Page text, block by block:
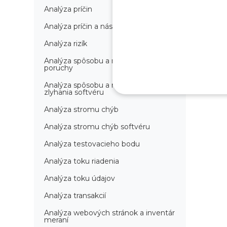
Analýza príčin
Analýza príčin a následkov
Analýza rizík
Analýza spôsobu a následkov
poruchy
Analýza spôsobu a následkov
zlyhania softvéru
Analýza stromu chýb
Analýza stromu chýb softvéru
Analýza testovacieho bodu
Analýza toku riadenia
Analýza toku údajov
Analýza transakcií
Analýza webových stránok a inventár
meraní